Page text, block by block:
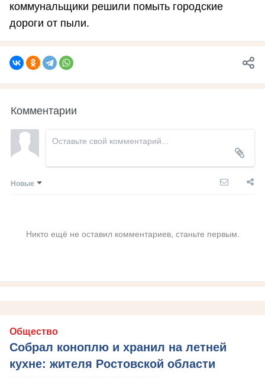
коммунальщики решили помыть городские
дороги от пыли.
Комментарии
Новые
Никто ещё не оставил комментариев, станьте первым.
Общество
Собрал коноплю и хранил на летней
кухне: жителя Ростовской области